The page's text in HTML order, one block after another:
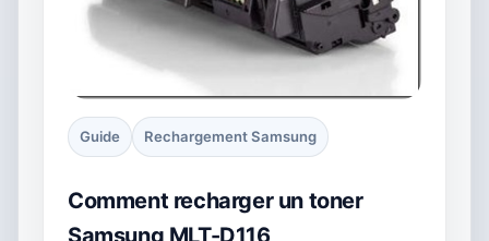
Guide Rechargement Samsung
Comment recharger un toner
Samsung MLT-D116